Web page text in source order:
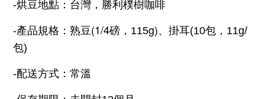
-烘豆地點：台灣，勝利樸樹咖啡
-產品規格：熟豆(1/4磅，115g)、 掛耳(10包， 11g/
包)
-配送方式：常溫